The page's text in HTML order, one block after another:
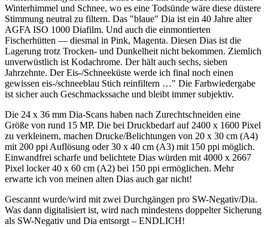
Winterhimmel und Schnee, wo es eine Todsünde wäre diese düstere
Stimmung neutral zu filtern. Das "blaue" Dia ist ein 40 Jahre alter
AGFA ISO 1000 Diafilm. Und auch die einmontierten
Fischerhütten — diesmal in Pink, Magenta. Diesen Dias ist die
Lagerung trotz Trocken- und Dunkelheit nicht bekommen. Ziemlich
unverwüstlich ist Kodachrome. Der hält auch sechs, sieben
Jahrzehnte. Der Eis-/Schneeküste werde ich final noch einen
gewissen eis-/schneeblau Stich reinfiltern …" Die Farbwiedergabe
ist sicher auch Geschmackssache und bleibt immer subjektiv.
Die 24 x 36 mm Dia-Scans haben nach Zurechtschneiden eine
Größe von rund 15 MP. Die bei Druckbedarf auf 2400 x 1600 Pixel
zu verkleinern, machen Drucke/Belichtungen von 20 x 30 cm (A4)
mit 200 ppi Auflösung oder 30 x 40 cm (A3) mit 150 ppi möglich.
Einwandfrei scharfe und belichtete Dias würden mit 4000 x 2667
Pixel locker 40 x 60 cm (A2) bei 150 ppi ermöglichen. Mehr
erwarte ich von meinen alten Dias auch gar nicht!
Gescannt wurde/wird mit zwei Durchgängen pro SW-Negativ/Dia.
Was dann digitalisiert ist, wird nach mindestens doppelter Sicherung
als SW-Negativ und Dia entsorgt – ENDLICH!